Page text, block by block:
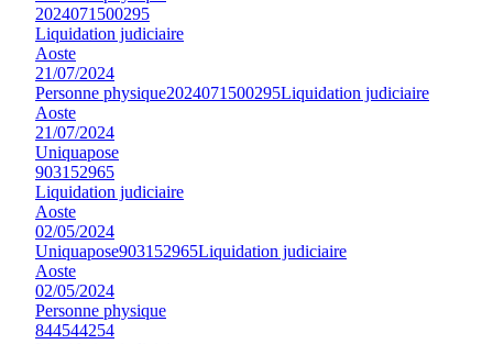
2024071500295
Liquidation judiciaire
Aoste
21/07/2024
Personne physique2024071500295Liquidation judiciaire
Aoste
21/07/2024
Uniquapose
903152965
Liquidation judiciaire
Aoste
02/05/2024
Uniquapose903152965Liquidation judiciaire
Aoste
02/05/2024
Personne physique
844544254